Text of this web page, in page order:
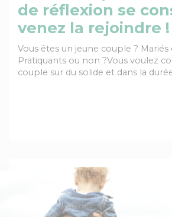
de réflexion se
venez la rejoindre !
Vous êtes un jeune couple ? Mariés
Pratiquants ou non ?Vous voulez
couple sur du solide et dans la